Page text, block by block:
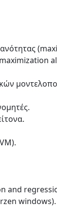
maximization
and
windows).